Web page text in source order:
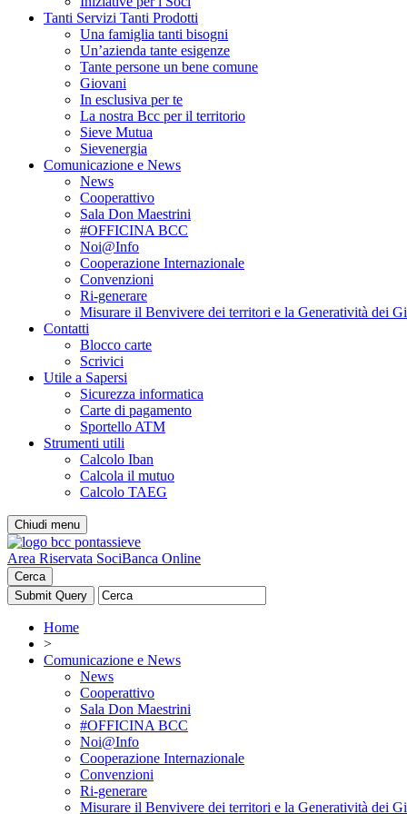
Tanti Servizi Tanti Prodotti
Una famiglia tanti bisogni
Un’azienda tante esigenze
Tante persone un bene comune
Giovani
In esclusiva per te
La nostra Bcc per il territorio
Sieve Mutua
Sievenergia
Comunicazione e News
News
Cooperattivo
Sala Don Maestrini
#OFFICINA BCC
Noi@Info
Cooperazione Internazionale
Convenzioni
Ri-generare
Misurare il Benvivere dei territori e la Generatività dei
Contatti
Blocco carte
Scrivici
Utile a Sapersi
Sicurezza informatica
Carte di pagamento
Sportello ATM
Strumenti utili
Calcolo Iban
Calcola il mutuo
Calcolo TAEG
Chiudi menu
Area Riservata SociBanca Online
Cerca
Home
>
Comunicazione e News
News
Cooperattivo
Sala Don Maestrini
#OFFICINA BCC
Noi@Info
Cooperazione Internazionale
Convenzioni
Ri-generare
Misurare il Benvivere dei territori e la Generatività dei